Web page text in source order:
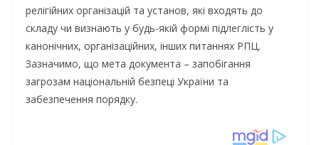
релігійних організацій та установ, які входять до
складу чи визнають у будь-якій формі підлеглість у
канонічних, організаційних, інших питаннях РПЦ.
Зазначимо, що мета документа – запобігання
загрозам національній безпеці України та
забезпечення порядку.